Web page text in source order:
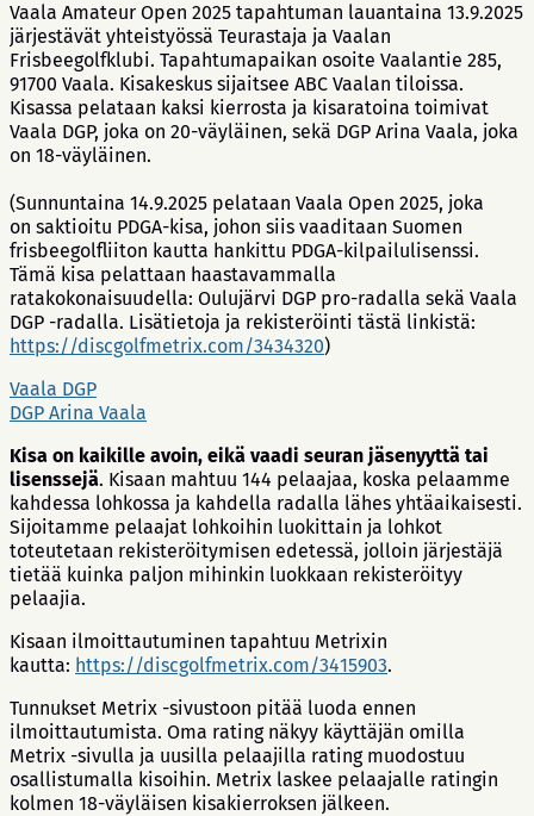
Vaala Amateur Open 2025 tapahtuman lauantaina 13.9.2025
järjestävät yhteistyössä Teurastaja ja Vaalan
Frisbeegolfklubi. Tapahtumapaikan osoite Vaalantie 285,
91700 Vaala. Kisakeskus sijaitsee ABC Vaalan tiloissa.
Kisassa pelataan kaksi kierrosta ja kisaratoina toimivat
Vaala DGP, joka on 20-väyläinen, sekä DGP Arina Vaala, joka
on 18-väyläinen.
(Sunnuntaina 14.9.2025 pelataan Vaala Open 2025, joka
on saktioitu PDGA-kisa, johon siis vaaditaan Suomen
frisbeegolfliiton kautta hankittu PDGA-kilpailulisenssi.
Tämä kisa pelattaan haastavammalla
ratakokonaisuudella: Oulujärvi DGP pro-radalla sekä Vaala
DGP -radalla. Lisätietoja ja rekisteröinti tästä linkistä:
https://discgolfmetrix.com/3434320)
Vaala DGP
DGP Arina Vaala
Kisa on kaikille avoin, eikä vaadi seuran jäsenyyttä tai
lisenssejä. Kisaan mahtuu 144 pelaajaa, koska pelaamme
kahdessa lohkossa ja kahdella radalla lähes yhtäaikaisesti.
Sijoitamme pelaajat lohkoihin luokittain ja lohkot
toteutetaan rekisteröitymisen edetessä, jolloin järjestäjä
tietää kuinka paljon mihinkin luokkaan rekisteröityy
pelaajia.
Kisaan ilmoittautuminen tapahtuu Metrixin
kautta: https://discgolfmetrix.com/3415903.
Tunnukset Metrix -sivustoon pitää luoda ennen
ilmoittautumista. Oma rating näkyy käyttäjän omilla
Metrix -sivulla ja uusilla pelaajilla rating muodostuu
osallistumalla kisoihin. Metrix laskee pelaajalle ratingin
kolmen 18-väyläisen kisakierroksen jälkeen.